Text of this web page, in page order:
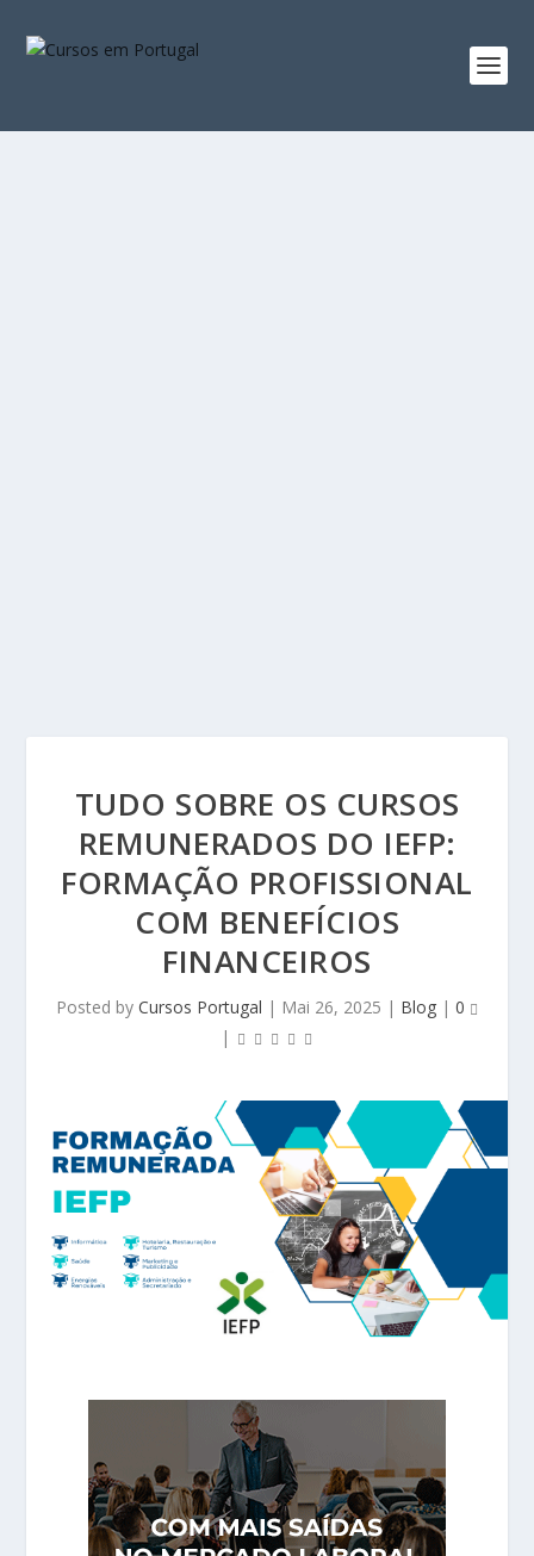
TUDO SOBRE OS CURSOS
REMUNERADOS DO IEFP:
FORMAÇÃO PROFISSIONAL
COM BENEFÍCIOS
FINANCEIROS
Posted by Cursos Portugal | Mai 26, 2025 | Blog | 0
|